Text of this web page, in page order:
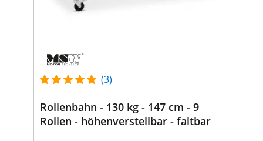
(3)
Rollenbahn - 130 kg - 147 cm - 9
Rollen - höhenverstellbar - faltbar